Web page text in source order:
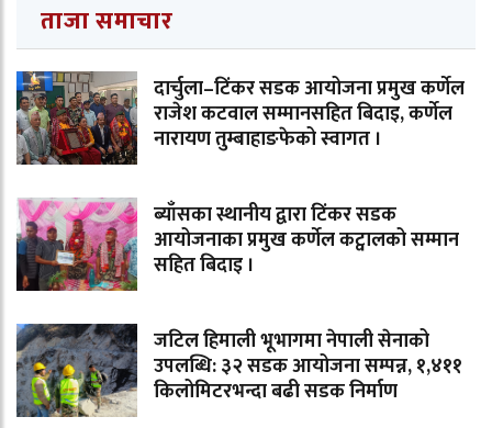
ताजा समाचार
दार्चुला–टिंकर सडक आयोजना प्रमुख कर्णेल
राजेश कटवाल सम्मानसहित बिदाइ, कर्णेल
नारायण तुम्बाहाङफेको स्वागत ।
ब्याँसका स्थानीय द्वारा टिंकर सडक
आयोजनाका प्रमुख कर्णेल कट्वालको सम्मान
सहित बिदाइ ।
जटिल हिमाली भूभागमा नेपाली सेनाको
उपलब्धि: ३२ सडक आयोजना सम्पन्न, १,४११
किलोमिटरभन्दा बढी सडक निर्माण